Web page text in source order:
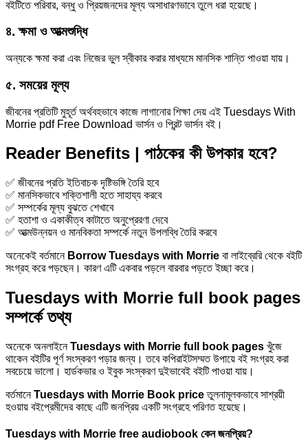
বইটিতে পরিবার, বন্ধু ও প্রিয়জনদের মূল্য অসাধারণভাবে তুলে ধরা হয়েছে।
৪. ক্ষমা ও আত্মশুদ্ধি
অন্যকে ক্ষমা করা এবং নিজের ভুল স্বীকার করার মাধ্যমে মানসিক শান্তি পাওয়া যায়।
৫. সময়ের মূল্য
জীবনের প্রতিটি মুহূর্ত অর্থবহভাবে কাজে লাগানোর শিক্ষা দেয় এই Tuesdays With
Morrie pdf Free Download ভার্সন ও প্রিন্ট ভার্সন বই।
Reader Benefits | পাঠকের কী উপকার হবে?
✅ জীবনের প্রতি ইতিবাচক দৃষ্টিভঙ্গি তৈরি হবে
✅ মানসিকভাবে শক্তিশালী হতে সাহায্য করবে
✅ সম্পর্কের মূল্য বুঝতে শেখাবে
✅ হতাশা ও একাকীত্ব কাটাতে অনুপ্রেরণা দেবে
✅ আত্মউন্নয়ন ও মানবিকতা সম্পর্কে নতুন উপলব্ধি তৈরি করবে
অনেকেই বর্তমানে Borrow Tuesdays with Morrie বা লাইব্রেরি থেকে বইটি
সংগ্রহ করে পড়ছেন। কারণ এটি একবার পড়লে বারবার পড়তে ইচ্ছা করে।
Tuesdays with Morrie full book pages
সম্পর্কে তথ্য
অনেকে অনলাইনেTuesdays with Morrie full book pages খুঁজে
থাকেন বইটির পূর্ণ সংস্করণ পড়ার জন্য। তবে কপিরাইটসম্মত উপায়ে বই সংগ্রহ করা
সবচেয়ে ভালো। হার্ডকভার ও ইবুক সংস্করণ দুইভাবেই বইটি পাওয়া যায়।
বর্তমানেTuesdays with Morrie Book priceতুলনামূলকভাবে সাশ্রয়ী
হওয়ায় বইপ্রেমীদের কাছে এটি জনপ্রিয় একটি সংগ্রহে পরিণত হয়েছে।
Tuesdays with Morrie free audiobook কেন জনপ্রিয়?